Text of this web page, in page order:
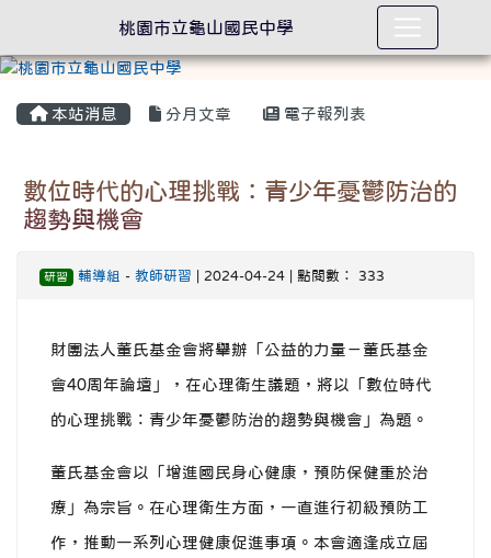
本站消息 分月文章 電子報列表
數位時代的心理挑戰：青少年憂鬱防治的
趨勢與機會
研習 輔導組 - 教師研習 | 2024-04-24 | 點閱數： 333
財團法人董氏基金會將舉辦「公益的力量－董氏基金
會40周年論壇」，在心理衛生議題，將以「數位時代
的心理挑戰：青少年憂鬱防治的趨勢與機會」為題。
董氏基金會以「增進國民身心健康，預防保健重於治
療」為宗旨。在心理衛生方面，一直進行初級預防工
作，推動一系列心理健康促進事項。本會適逢成立屆
桃園市立龜山國民中學